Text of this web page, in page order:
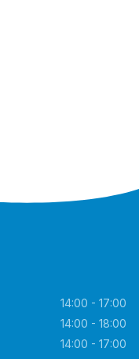
14:00 - 17:00
14:00 - 18:00
14:00 - 17:00